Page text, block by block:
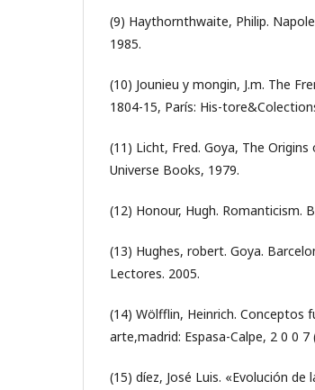
(9) Haythornthwaite, Philip.
1985.
(10) Jounieu y mongin, J.m. The
1804-15, París: His-
(11) Licht, Fred. Goya, The
Universe Books, 1979.
(12) Honour, Hugh. Romanticism.
(13) Hughes, robert. Goya.
Lectores. 2005.
(14) Wölfflin, Heinrich. Conceptos
arte,madrid: Espasa-Calpe, 2 0 0 7
(15) díez, José Luis. «Evolución